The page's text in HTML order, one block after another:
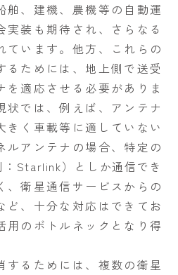
舶、建機、農機等の自動運
装も期待され、さらなる
ています。他方、これらの
るためには、地上側で送受
を適応させる必要がありま
状では、例えば、アンテナ
きく車載等に適していない
ルアンテナの場合、特定の
Starlink）としか通信でき
、衛星通信サービスからの
ど、十分な対応はできてお
用のボトルネックとなり得
するためには、複数の衛星